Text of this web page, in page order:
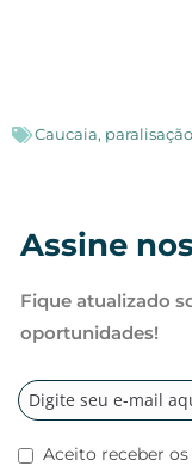
Caucaia, paralisação
Assine
Fique atualizado
oportunidades!
Aceito receber